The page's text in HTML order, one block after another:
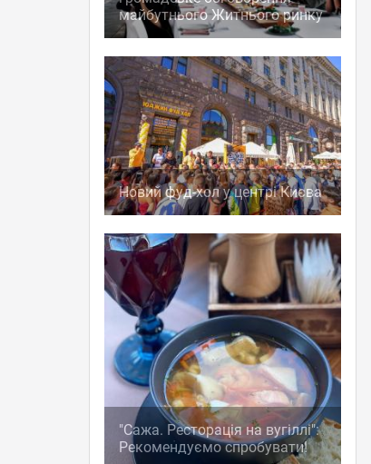
майбутнього Житнього ринку
Новий фуд-хол у центрі Києва
"Сажа. Ресторація на вугіллі":
Рекомендуємо спробувати!